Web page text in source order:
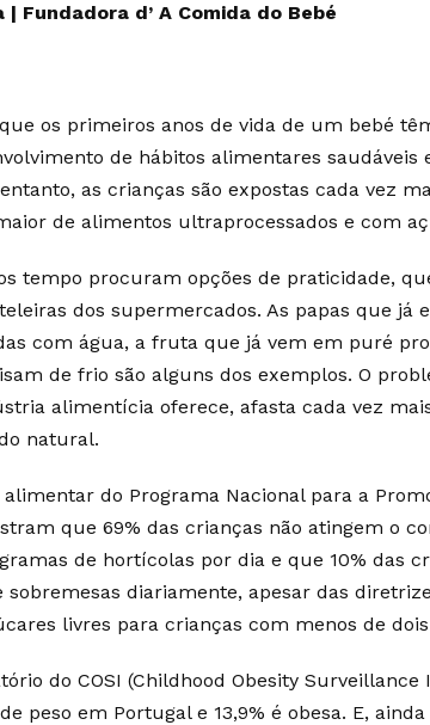
Fundadora d’ A Comida do Bebé
os primeiros anos de vida de um bebé
de hábitos alimentares saudáveis
as crianças são expostas cada vez
de alimentos ultraprocessados e com
tempo procuram opções de praticidade,
dos supermercados. As papas que já
com água, a fruta que já vem em puré
de frio são alguns dos exemplos. O
alimentícia oferece, afasta cada vez
natural.
do Programa Nacional para a
que 69% das crianças não atingem o
de hortícolas por dia e que 10% das
sobremesas diariamente, apesar das
livres para crianças com menos de
do COSI (Childhood Obesity Surveillance
peso em Portugal e 13,9% é obesa. E,